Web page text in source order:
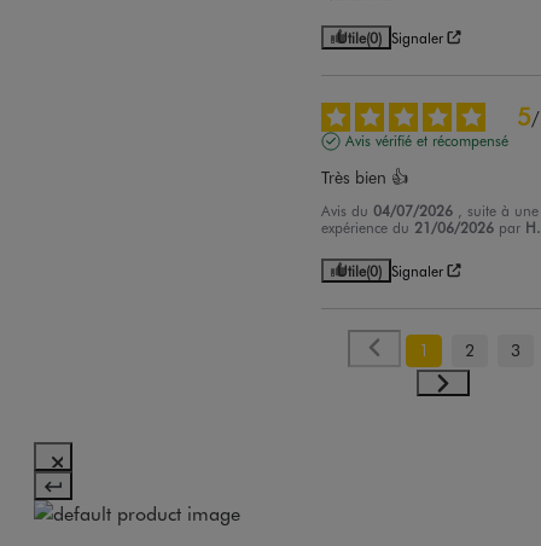
Utile(0) Signaler
5/
Avis vérifié et récompensé
Très bien 👍
Avis du04/07/2026
, suite à une
expérience du 21/06/2026 par
Utile(0) Signaler
1 2 3